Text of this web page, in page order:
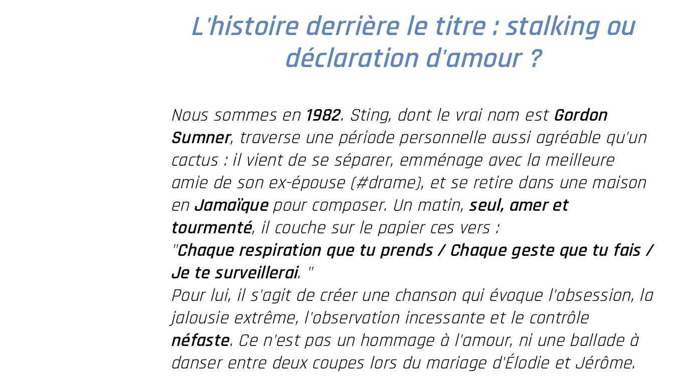
L'histoire derrière le titre : stalking ou
déclaration d'amour ?
Nous sommes en 1982. Sting, dont le vrai nom est Gordon
Sumner, traverse une période personnelle aussi agréable qu'un
cactus : il vient de se séparer, emménage avec la meilleure
amie de son ex-épouse (#drame), et se retire dans une maison
enJamaïque pour composer. Un matin, seul, amer et
tourmenté, il couche sur le papier ces vers :
"Chaque respiration que tu prends / Chaque geste que tu fais /
Je te surveillerai. "
Pour lui, il s'agit de créer une chanson qui évoque l'obsession, la
jalousie extrême, l'observation incessante et le contrôle
néfaste. Ce n'est pas un hommage à l'amour, ni une ballade à
danser entre deux coupes lors du mariage d'Élodie et Jérôme.